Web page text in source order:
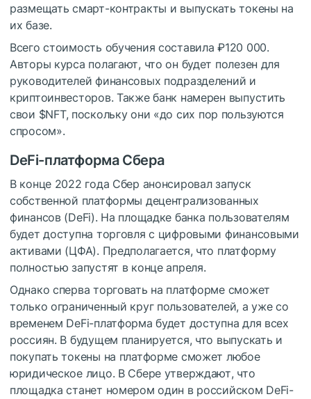
размещать смарт-контракты и выпускать токены на
их базе.
Всего стоимость обучения составила ₽120 000.
Авторы курса полагают, что он будет полезен для
руководителей финансовых подразделений и
криптоинвесторов. Также банк намерен выпустить
свои $NFT, поскольку они «до сих пор пользуются
спросом».
DeFi-платформа Сбера
В конце 2022 года Сбер анонсировал запуск
собственной платформы децентрализованных
финансов (DeFi). На площадке банка пользователям
будет доступна торговля с цифровыми финансовыми
активами (ЦФА). Предполагается, что платформу
полностью запустят в конце апреля.
Однако сперва торговать на платформе сможет
только ограниченный круг пользователей, а уже со
временем DeFi-платформа будет доступна для всех
россиян. В будущем планируется, что выпускать и
покупать токены на платформе сможет любое
юридическое лицо. В Сбере утверждают, что
площадка станет номером один в российском DeFi-